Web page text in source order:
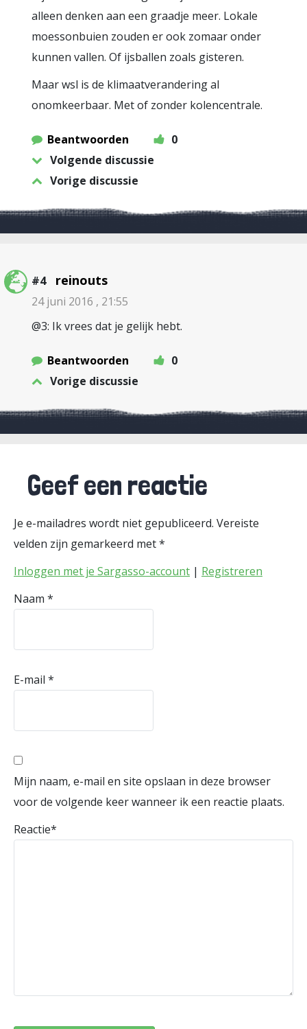
alleen denken aan een graadje meer. Lokale
moessonbuien zouden er ook zomaar onder
kunnen vallen. Of ijsballen zoals gisteren.
Maar wsl is de klimaatverandering al
onomkeerbaar. Met of zonder kolencentrale.
Beantwoorden
0
Volgende discussie
Vorige discussie
#4 reinouts
24 juni 2016 , 21:55
@3: Ik vrees dat je gelijk hebt.
Beantwoorden
0
Vorige discussie
Geef een reactie
Je e-mailadres wordt niet gepubliceerd. Vereiste
velden zijn gemarkeerd met*
Inloggen met je Sargasso-account | Registreren
Naam *
E-mail *
Mijn naam, e-mail en site opslaan in deze browser
voor de volgende keer wanneer ik een reactie plaats.
Reactie*